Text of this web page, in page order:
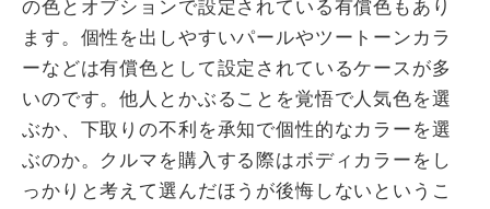
の色とオプションで設定されている有償色もあり
ます。個性を出しやすいパールやツートーンカラ
ーなどは有償色として設定されているケースが多
いのです。他人とかぶることを覚悟で人気色を選
ぶか、下取りの不利を承知で個性的なカラーを選
ぶのか。クルマを購入する際はボディカラーをし
っかりと考えて選んだほうが後悔しないというこ